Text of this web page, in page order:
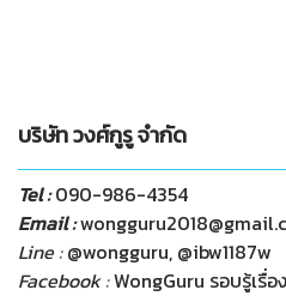
บริษัท วงศ์กูรู จำกัด
Tel :090-986-4354
Email :
Line :@wongguru, @ibw1187w
Facebook :WongGuru รอบรู้เรื่อ